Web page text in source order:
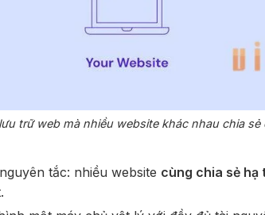
trữ web mà nhiều website khác nhau chia
tắc: nhiều website cùng chia sẻ hạ